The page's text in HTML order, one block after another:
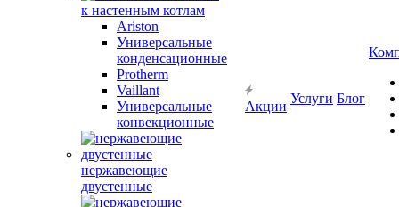
к настенным котлам
Ariston
Универсальные
конденсационные
Protherm
Vaillant
Универсальные
конвекционные
нержавеющие
двустенные
Акции
Услуги Блог